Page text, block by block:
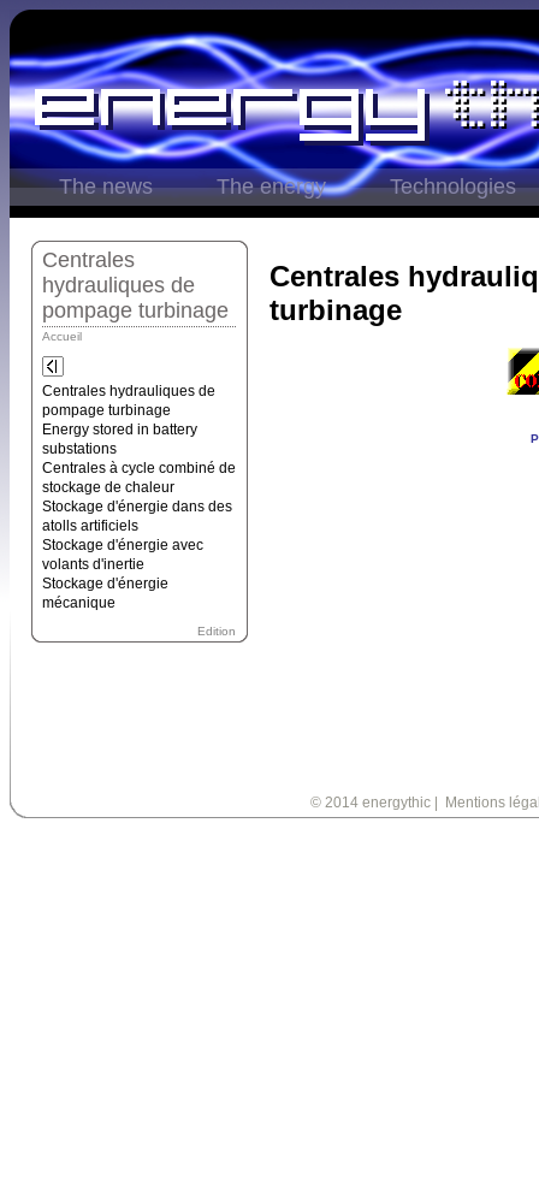
The news The energy Technologies
Centrales
hydrauliques de
pompage turbinage
Accueil
Centrales hydrauliques de
pompage turbinage
Energy stored in battery
substations
Centrales à cycle combiné de
stockage de chaleur
Stockage d'énergie dans des
atolls artificiels
Stockage d'énergie avec
volants d'inertie
Stockage d'énergie
mécanique
Edition
Centrales
turbinage
© 2014 energythic| Mentions